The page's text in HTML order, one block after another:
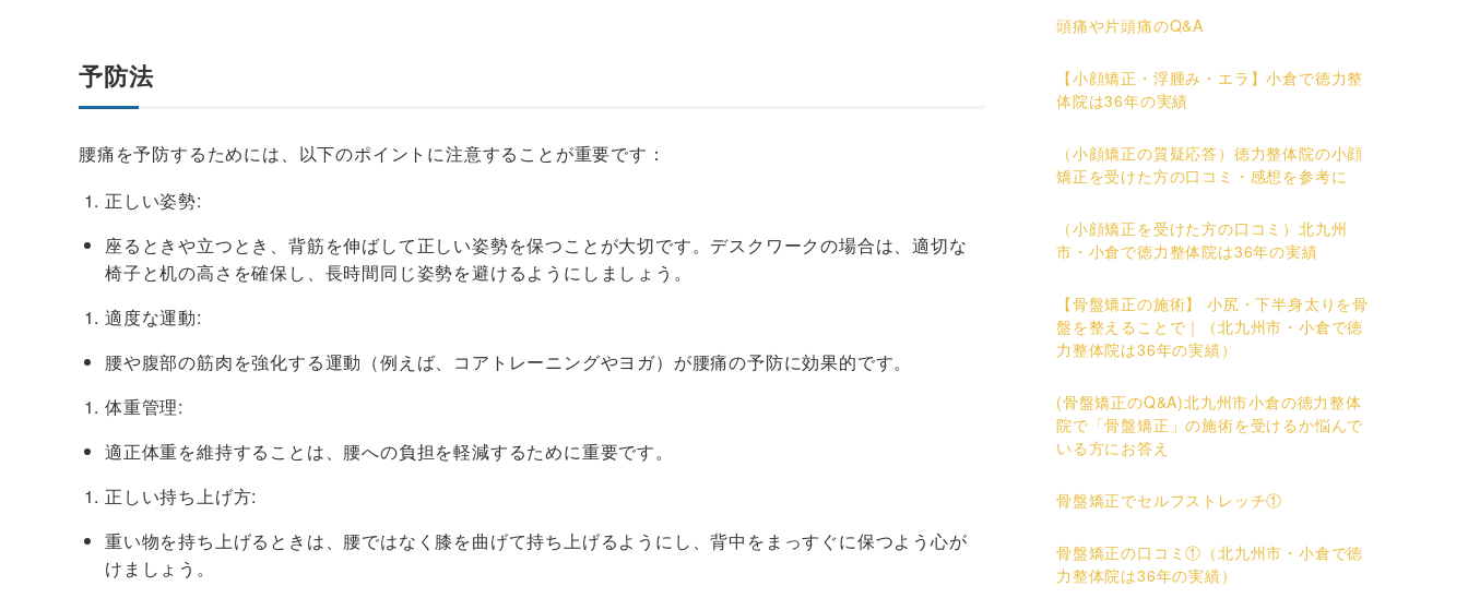
予防法
腰痛を予防するためには、以下のポイントに注意することが重要です：
正しい姿勢:
座るときや立つとき、背筋を伸ばして正しい姿勢を保つことが大切です。デスクワークの場合は、適切な
椅子と机の高さを確保し、長時間同じ姿勢を避けるようにしましょう。
適度な運動:
腰や腹部の筋肉を強化する運動（例えば、コアトレーニングやヨガ）が腰痛の予防に効果的です。
体重管理:
適正体重を維持することは、腰への負担を軽減するために重要です。
正しい持ち上げ方:
重い物を持ち上げるときは、腰ではなく膝を曲げて持ち上げるようにし、背中をまっすぐに保つよう心が
けましょう。
頭痛や片頭痛のQ&A
【小顔矯正・浮腫み・エラ】小倉で徳力整
体院は36年の実績
（小顔矯正の質疑応答）徳力整体院の小顔
矯正を受けた方の口コミ・感想を参考に
（小顔矯正を受けた方の口コミ）北九州
市・小倉で徳力整体院は36年の実績
【骨盤矯正の施術】 小尻・下半身太りを骨
盤を整えることで｜（北九州市・小倉で徳
力整体院は36年の実績）
(骨盤矯正のQ&A)北九州市小倉の徳力整体
院で「骨盤矯正」の施術を受けるか悩んで
いる方にお答え
骨盤矯正でセルフストレッチ①
骨盤矯正の口コミ①（北九州市・小倉で徳
力整体院は36年の実績）